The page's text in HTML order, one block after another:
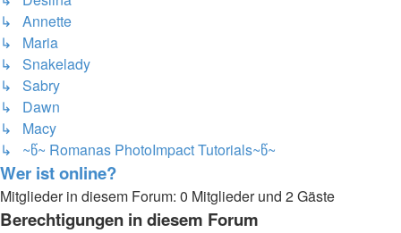
↳ Annette
↳ Maria
↳ Snakelady
↳ Sabry
↳ Dawn
↳ Macy
↳ ~წ~ Romanas PhotoImpact Tutorials~წ~
Wer ist online?
Mitglieder in diesem Forum: 0 Mitglieder und 2 Gäste
Berechtigungen in diesem Forum